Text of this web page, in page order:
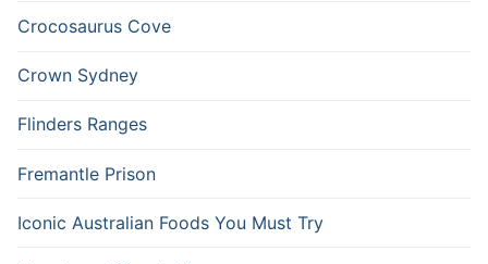
Crocosaurus Cove
Crown Sydney
Flinders Ranges
Fremantle Prison
Iconic Australian Foods You Must Try